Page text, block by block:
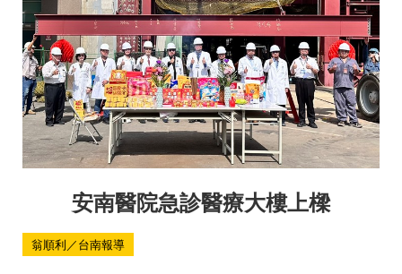
安南醫院急診醫療大樓上樑
翁順利／台南報導